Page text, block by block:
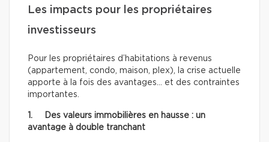
Les impacts pour les propriétaires
investisseurs
Pour les propriétaires d’habitations à revenus
(appartement, condo, maison, plex), la crise actuelle
apporte à la fois des avantages… et des contraintes
importantes.
1. Des valeurs immobilières en hausse : un
avantage à double tranchant